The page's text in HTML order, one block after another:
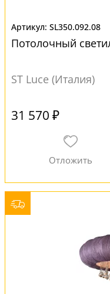
SL350.092.08
Потолочный
ST Luce (Италия)
31 570 ₽